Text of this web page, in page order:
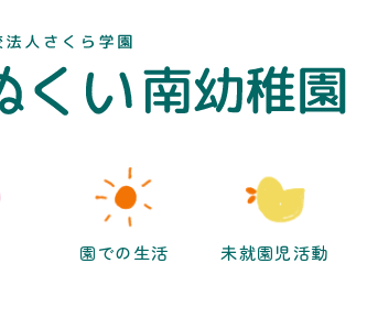
園での生活 未就園児活動